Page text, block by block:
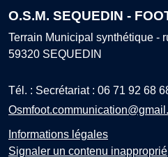
O.S.M. SEQUEDIN -
Terrain Municipal synthétique -
59320 SEQUEDIN
Tél. : Secrétariat : 06 71 92 68
Informations légales
Signaler un contenu inapproprié